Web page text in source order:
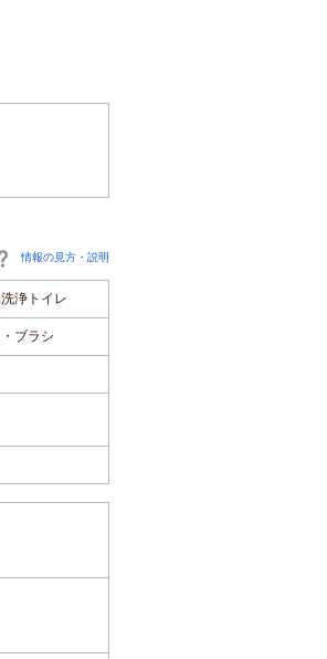
情報の見方・説明
浄トイレ
・ブラシ